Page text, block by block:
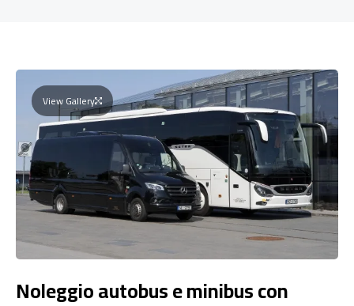
View Gallery
Noleggio autobus e minibus con